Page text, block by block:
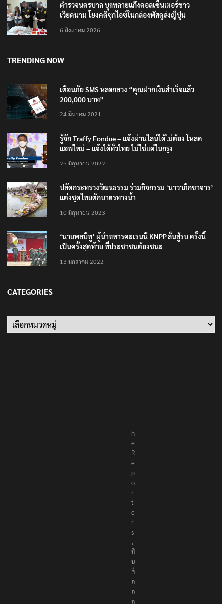
ตำรวจนครบาล บุกทลายแก๊งคอลเซ็นเตอร์ชาว
เวียดนาม โยงคดีซุกไอซ์ในกล่องพัสดุส่งญี่ปุ่น
6 สิงหาคม 2026
TRENDING NOW
เตือนภัย SMS หลอกลวง “คุณฝากเงินสำเร็จแล้ว
200,000 บาท”
24 มีนาคม 2021
รู้จัก Traffy Fondue – แจ้งผ่านไลน์ได้ไม่ต้อง โหลด
แอพใหม่ – แจ้งได้ทั่วไทย ไม่ใช่แค่ในกรุง
25 มิถุนายน 2022
ปลัดกระทรวงวัฒนธรรม ร่วมกิจกรรม ‘นาวาภิกขาจาร’
แต่งชุดไทยตักบาตรทางน้ำ
10 มิถุนายน 2023
‘นายพลบีทู’ ผู้นำทหารคะเรนนี KNPP ลั่นสู้รบ ครั้งนี้
เป็นครั้งสุดท้าย ที่ประชาชนต้องชนะ
13 มกราคม 2022
CATEGORIES
Categories
T
h
e
R
e
p
o
r
t
e
r
s
เ
ป็
น
สื่
อ
อ
อ